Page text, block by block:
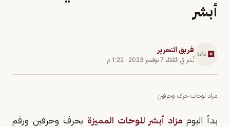
أبشر
فريق التحرير
نُشر في الثلاثاء 7 نوفمبر 2023 · 1:22 م
مزاد لوحات حرف وحرفين
بدأ اليوم مزاد أبشر للوحات المميزة بحرف وحرفين ورقم